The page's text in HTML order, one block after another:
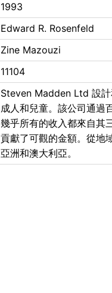
1993
Edward R. Rosenfeld
Zine Mazouzi
11104
Steven Madden Ltd 設計
成人和兒童。該公司通過
幾乎所有的收入都來自其
貢獻了可觀的金額。從地
亞洲和澳大利亞。